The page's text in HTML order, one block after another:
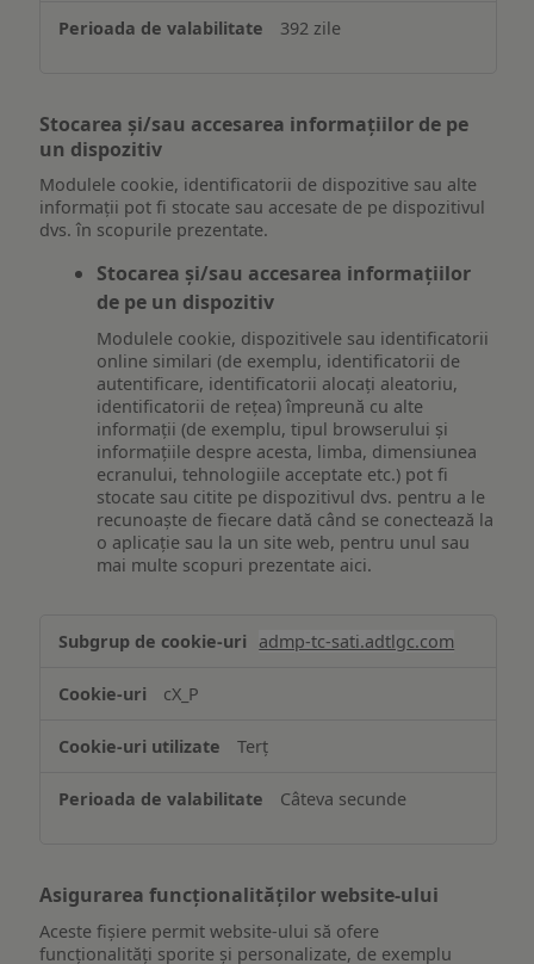
392 zile
Stocarea și/sau accesarea informațiilor de pe
un dispozitiv
Modulele cookie, identificatorii de dispozitive sau alte
informații pot fi stocate sau accesate de pe dispozitivul
dvs. în scopurile prezentate.
Stocarea și/sau accesarea informațiilor
de pe un dispozitiv
Modulele cookie, dispozitivele sau identificatorii
online similari (de exemplu, identificatorii de
autentificare, identificatorii alocați aleatoriu,
identificatorii de rețea) împreună cu alte
informații (de exemplu, tipul browserului și
informațiile despre acesta, limba, dimensiunea
ecranului, tehnologiile acceptate etc.) pot fi
stocate sau citite pe dispozitivul dvs. pentru a le
recunoaște de fiecare dată când se conectează la
o aplicație sau la un site web, pentru unul sau
mai multe scopuri prezentate aici.
și/sau
informațiilor
pe
dispozitiv
admp-tc-sati.adtlgc.com
cX_P
Terț
Câteva secunde
Asigurarea funcționalităților website-ului
Aceste fișiere permit website-ului să ofere
funcționalități sporite și personalizate, de exemplu